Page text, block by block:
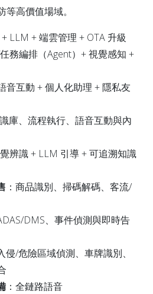
高價值場域。
+ LLM + 端雲管理 + OTA 升級
務編排（Agent）+ 視覺感知 +
音互動 + 個人化助理 + 隱私友
識庫、流程執行、語音互動與內
覺辨識 + LLM 引導 + 可追溯知識
：商品識別、掃碼解碼、客流/
DMS、事件偵測與即時告
侵/危險區域偵測、車牌識別、
：全鏈路語音